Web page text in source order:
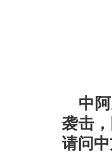
中
袭击
请问